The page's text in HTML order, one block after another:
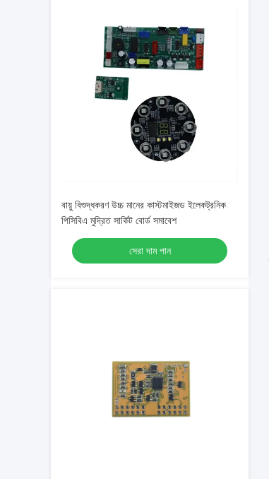
বায়ু বিশুদ্ধকরণ উচ্চ মানের কাস্টমাইজড ইলেকট্রনিক
পিসিবিএ মুদ্রিত সার্কিট বোর্ড সমাবেশ
সেরা দাম পান